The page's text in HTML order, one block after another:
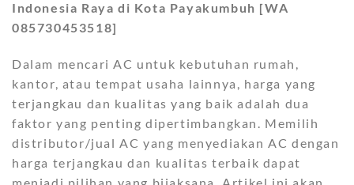
Indonesia Raya di Kota Payakumbuh [WA
085730453518]
Dalam mencari AC untuk kebutuhan rumah,
kantor, atau tempat usaha lainnya, harga yang
terjangkau dan kualitas yang baik adalah dua
faktor yang penting dipertimbangkan. Memilih
distributor/jual AC yang menyediakan AC dengan
harga terjangkau dan kualitas terbaik dapat